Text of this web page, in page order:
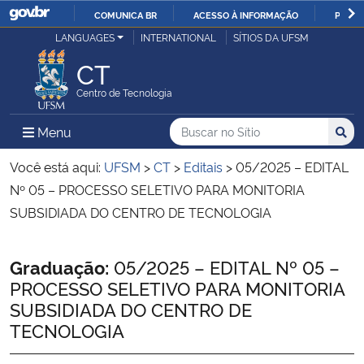
IR
COMUNICA BR ACESSO À INFORMAÇÃO
Ministério da Justiça e Segurança Pública
Ministério da Defesa
Ministério das Relações Exteriores
Ministério da Economia
Ministério da Agricultura, Pecuária e Abastecimento
Ministério da Educação
LANGUAGES INTERNATIONAL SÍTIOS DA UFSM
CT
Centro de Tecnologia
Menu Menu Principal do Sítio
Busca
Buscar no no Sítio
Busca:
Você está aqui: UFSM >CT > Editais >05/2025 – EDITAL
Nº 05 – PROCESSO SELETIVO PARA MONITORIA
SUBSIDIADA DO CENTRO DE TECNOLOGIA
Início do conteúdo
Graduação: 05/2025 – EDITAL Nº 05 –
PROCESSO SELETIVO PARA MONITORIA
SUBSIDIADA DO CENTRO DE
TECNOLOGIA